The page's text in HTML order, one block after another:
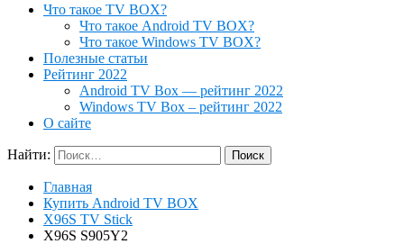
Что такое TV BOX?
Что такое Android TV BOX?
Что такое Windows TV BOX?
Полезные статьи
Рейтинг 2022
Android TV Box — рейтинг 2022
Windows TV Box – рейтинг 2022
О сайте
Найти:
Главная
Купить Android TV BOX
X96S TV Stick
X96S S905Y2